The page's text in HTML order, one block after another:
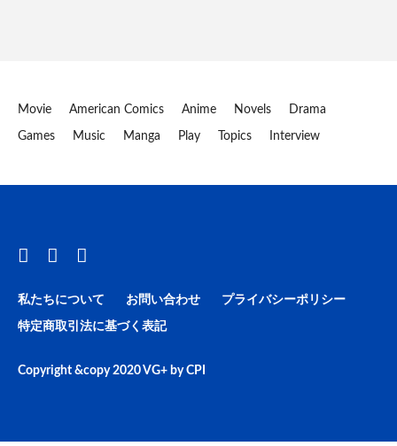
Movie American Comics Anime Novels Drama
Games Music Manga Play Topics Interview
私たちについて お問い合わせ プライバシーポリシー
特定商取引法に基づく表記
Copyright &copy 2020VG+ byCPI